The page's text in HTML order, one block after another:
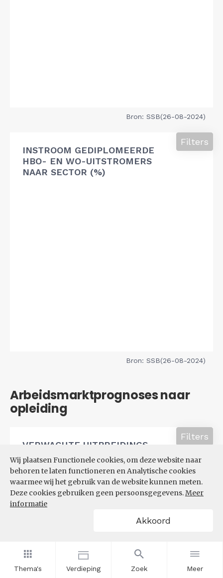
Thema's Verdieping Zoek Meer
Wij plaatsen Functionele cookies, om deze website naar
behoren te laten functioneren en Analytische cookies
waarmee wij het gebruik van de website kunnen meten.
Deze cookies gebruiken geen persoonsgegevens.Meer
informatie
Akkoord
Bron: SSB(26-08-2024)
INSTROOM GEDIPLOMEERDE
HBO- EN WO-UITSTROMERS
NAAR SECTOR (%)
Filters
Bron: SSB(26-08-2024)
Arbeidsmarktprognoses naar
opleiding
VERWACHTE UITBREIDINGS-
EN VERVANGINGSVRAAG NAAR
OPLEIDINGSNIVEAU
Filters